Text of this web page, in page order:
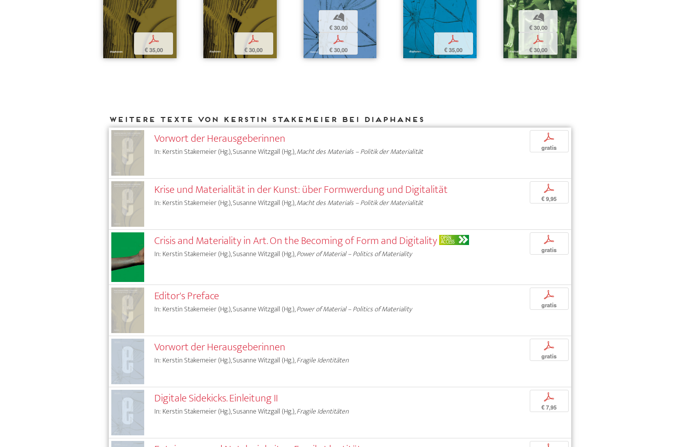
p
€ 35,00
p
€ 30,00
b
€ 30,00
p
€ 30,00
p
€ 35,00
b
€ 30,00
p
€ 30,00
Weitere Texte von Kerstin Stakemeier bei DIAPHANES
Vorwort der Herausgeberinnen
In: Kerstin Stakemeier (Hg.), Susanne Witzgall (Hg.),Macht des Materials – Politik der Materialität
p
gratis
Krise und Materialität in der Kunst: über Formwerdung und Digitalität
In: Kerstin Stakemeier (Hg.), Susanne Witzgall (Hg.),Macht des Materials – Politik der Materialität
p
€ 9,95
Crisis and Materiality in Art. On the Becoming of Form and Digitality OPEN
ACCESS
In: Kerstin Stakemeier (Hg.), Susanne Witzgall (Hg.),Power of Material – Politics of Materiality
p
gratis
Editor's Preface
In: Kerstin Stakemeier (Hg.), Susanne Witzgall (Hg.),Power of Material – Politics of Materiality
p
gratis
Vorwort der Herausgeberinnen
In: Kerstin Stakemeier (Hg.), Susanne Witzgall (Hg.),Fragile Identitäten
p
gratis
Digitale Sidekicks. Einleitung II
In: Kerstin Stakemeier (Hg.), Susanne Witzgall (Hg.),Fragile Identitäten
p
€ 7,95